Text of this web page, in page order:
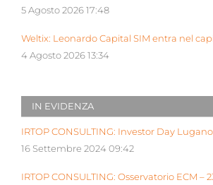
5 Agosto 2026 17:48
Weltix: Leonardo Capital SIM entra nel
4 Agosto 2026 13:34
IN EVIDENZA
IRTOP CONSULTING: Investor Day
16 Settembre 2024 09:42
IRTOP CONSULTING: Osservatorio ECM –